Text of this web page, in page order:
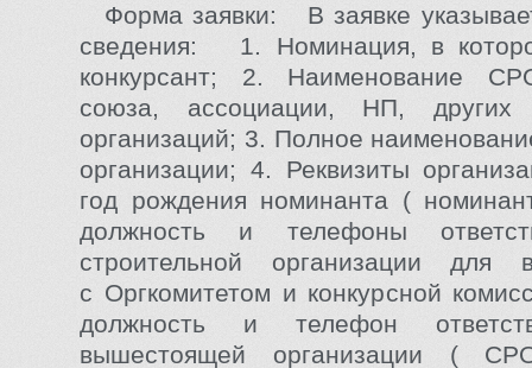
Форма заявки: В заявке
сведения: 1. Номинация, в
конкурсант; 2. Наименование
союза, ассоциации, НП, других
организаций; 3. Полное
организации; 4. Реквизиты
год рождения номинанта (
должность и телефоны
строительной организации для
с Оргкомитетом и конкурсной
должность и телефон
вышестоящей организации (